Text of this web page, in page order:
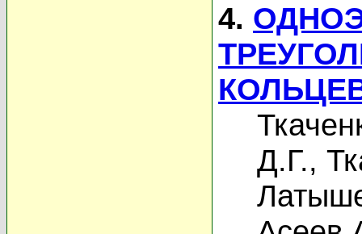
4.
Д.Г.,